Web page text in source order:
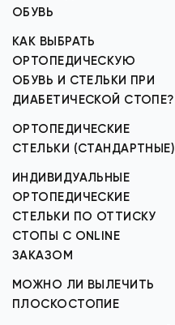
ОБУВЬ
КАК ВЫБРАТЬ
ОРТОПЕДИЧЕСКУЮ
ОБУВЬ И СТЕЛЬКИ ПРИ
ДИАБЕТИЧЕСКОЙ СТОПЕ?
ОРТОПЕДИЧЕСКИЕ
СТЕЛЬКИ (СТАНДАРТНЫЕ)
ИНДИВИДУАЛЬНЫЕ
ОРТОПЕДИЧЕСКИЕ
СТЕЛЬКИ ПО ОТТИСКУ
СТОПЫ С ONLINE
ЗАКАЗОМ
МОЖНО ЛИ ВЫЛЕЧИТЬ
ПЛОСКОСТОПИЕ